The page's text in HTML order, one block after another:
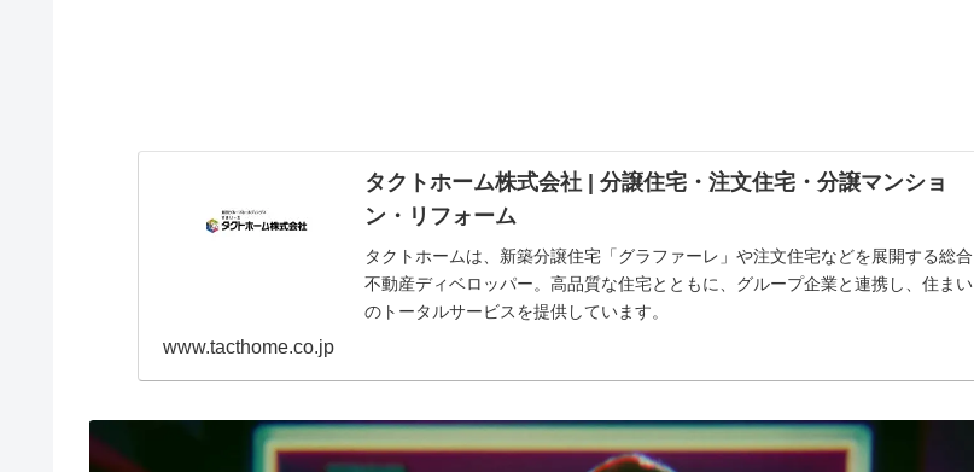
タクトホーム株式会社 | 分譲住宅・注文住宅・分譲マンショ
ン・リフォーム
タクトホームは、新築分譲住宅「グラファーレ」や注文住宅などを展開する総合
不動産ディベロッパー。高品質な住宅とともに、グループ企業と連携し、住まい
のトータルサービスを提供しています。
www.tacthome.co.jp